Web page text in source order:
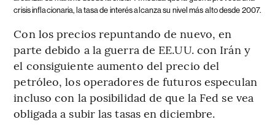
crisis inflacionaria, la tasa de interés alcanza su nivel más alto desde 2007.
Con los precios repuntando de nuevo, en
parte debido a la guerra de EE.UU. con Irán y
el consiguiente aumento del precio del
petróleo, los operadores de futuros especulan
incluso con la posibilidad de que la Fed se vea
obligada a subir las tasas en diciembre.